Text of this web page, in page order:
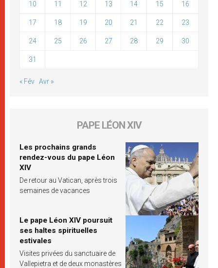
10 11 12 13 14 15 16
17 18 19 20 21 22 23
24 25 26 27 28 29 30
31
« Fév Avr »
PAPE LÉON XIV
Les prochains grands
rendez-vous du pape Léon
XIV
De retour au Vatican, après trois
semaines de vacances
Le pape Léon XIV poursuit
ses haltes spirituelles
estivales
Visites privées du sanctuaire de
Vallepietra et de deux monastères